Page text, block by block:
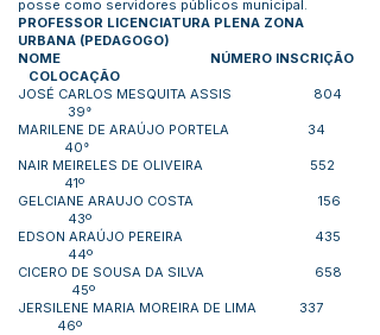
posse como servidores públicos municipal.
PROFESSOR LICENCIATURA PLENA ZONA
URBANA (PEDAGOGO)
NOME NÚMERO INSCRIÇÃO
COLOCAÇÃO
JOSÉ CARLOS MESQUITA ASSIS 804
39°
MARILENE DE ARAÚJO PORTELA 34
40°
NAIR MEIRELES DE OLIVEIRA 552
41º
GELCIANE ARAUJO COSTA 156
43º
EDSON ARAÚJO PEREIRA 435
44º
CICERO DE SOUSA DA SILVA 658
45º
JERSILENE MARIA MOREIRA DE LIMA 337
46º